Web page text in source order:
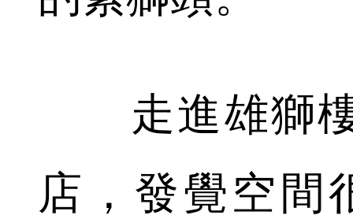
走進雄獅樓
店，發覺空間